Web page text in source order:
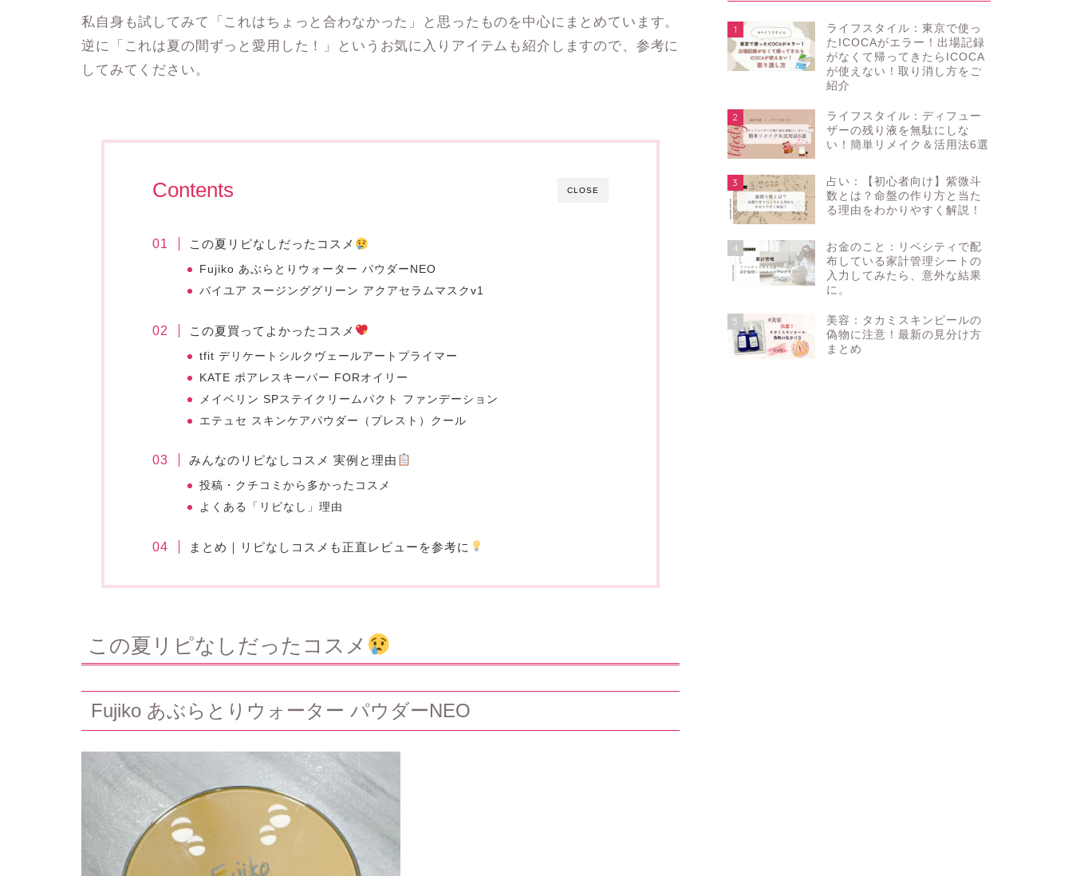
私自身も試してみて「これはちょっと合わなかった」と思ったものを中心にまとめています。
逆に「これは夏の間ずっと愛用した！」というお気に入りアイテムも紹介しますので、参考に
してみてください。
CLOSE
Contents
この夏リピなしだったコスメ
Fujiko あぶらとりウォーター パウダーNEO
バイユア スージンググリーン アクアセラムマスクv1
この夏買ってよかったコスメ
tfit デリケートシルクヴェールアートプライマー
KATE ポアレスキーパー FORオイリー
メイベリン SPステイクリームパクト ファンデーション
エテュセ スキンケアパウダー（プレスト）クール
みんなのリピなしコスメ 実例と理由
投稿・クチコミから多かったコスメ
よくある「リピなし」理由
まとめ｜リピなしコスメも正直レビューを参考に
この夏リピなしだったコスメ
Fujiko あぶらとりウォーター パウダーNEO
1
ライフスタイル：東京で使っ
たICOCAがエラー！出場記録
がなくて帰ってきたらICOCA
が使えない！取り消し方をご
紹介
2
ライフスタイル：ディフュー
ザーの残り液を無駄にしな
い！簡単リメイク＆活用法6選
3
占い：【初心者向け】紫微斗
数とは？命盤の作り方と当た
る理由をわかりやすく解説！
4
お金のこと：リベシティで配
布している家計管理シートの
入力してみたら、意外な結果
に。
5
美容：タカミスキンピールの
偽物に注意！最新の見分け方
まとめ